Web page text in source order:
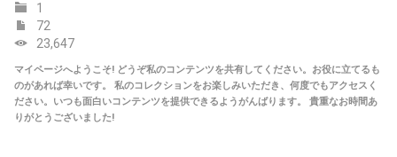
1
72
23,647
マイページへようこそ! どうぞ私のコンテンツを共有してください。お役に立てるも
のがあれば幸いです。 私のコレクションをお楽しみいただき、何度でもアクセスく
ださい。いつも面白いコンテンツを提供できるようがんばります。 貴重なお時間あ
りがとうございました!